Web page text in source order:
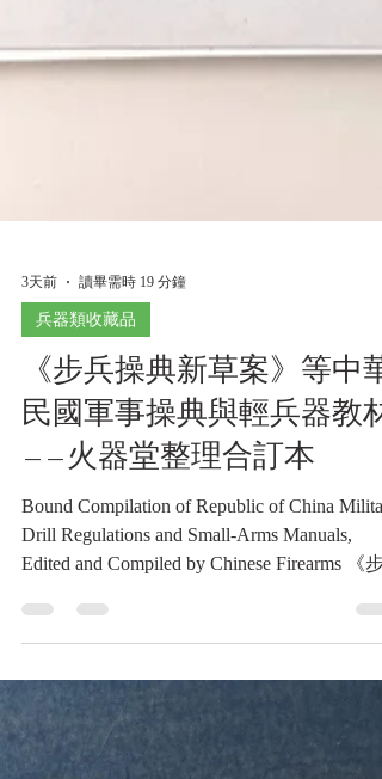
3天前 讀畢需時 19 分鐘
兵器類收藏品
《步兵操典新草案》等中華
民國軍事操典與輕兵器教材
——火器堂整理合訂本
Bound Compilation of Republic of China
Edited and Compiled by Chinese Firearms 《步
操典新草案》等中華民國軍事操典與輕兵器
材——火器堂整理合訂本《Black Water
Museum Collections | 黑水博物館館藏》 1. 基
本資料 文物名稱：《步兵操典新草案》等中
華民國軍事操典與輕兵器教材——火器堂整